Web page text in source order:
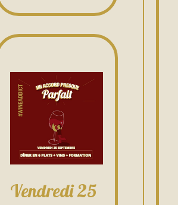
Vendredi 25